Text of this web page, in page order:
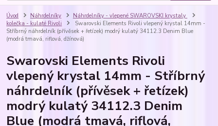
Úvod Náhrdelníky
Náhrdelníky - vlepené SWAROVSKI krystaly
kolečka - kulaté Rivoli
Swarovski Elements Rivoli vlepený krystal 14mm -
Stříbrný náhrdelník (přívěsek + řetízek) modrý kulatý 34112.3 Denim Blue
(modrá tmavá, riflová, džínová)
Swarovski Elements Rivoli
vlepený krystal 14mm - Stříbrný
náhrdelník (přívěsek + řetízek)
modrý kulatý 34112.3 Denim
Blue (modrá tmavá, riflová,